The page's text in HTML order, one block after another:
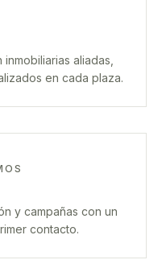
aliadas,
en cada plaza.
y campañas con un
contacto.